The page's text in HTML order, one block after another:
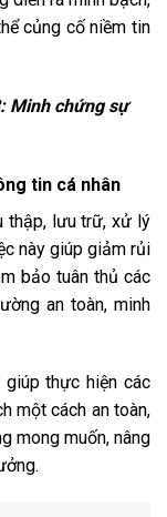
củng cố niềm tin
Minh chứng sự
tin cá nhân
thập, lưu trữ, xử lý
này giúp giảm rủi
bảo tuân thủ các
an toàn, minh
thực hiện các
một cách an toàn,
mong muốn, nâng